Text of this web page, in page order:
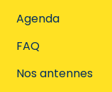
Agenda
FAQ
Nos antennes